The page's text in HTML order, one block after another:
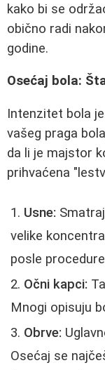
kako bi se
obično radi
godine.
Osećaj bola:
Intenzitet bola je
vašeg praga
da li je majstor
prihvaćena
Usne:
velike
posle
Očni kapci:
Mnogi opisuju
Obrve:
Osećaj se